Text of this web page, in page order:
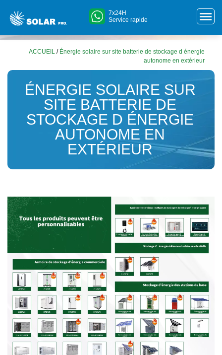
7x24H
Service rapide
ACCUEIL / Énergie solaire sur site batterie de stockage d énergie
autonome en extérieur
ÉNERGIE SOLAIRE SUR
SITE BATTERIE DE
STOCKAGE D ÉNERGIE
AUTONOME EN
EXTÉRIEUR